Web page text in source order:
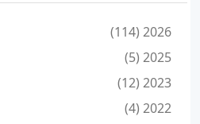
2026 (114)
2025 (5)
2023 (12)
2022 (4)